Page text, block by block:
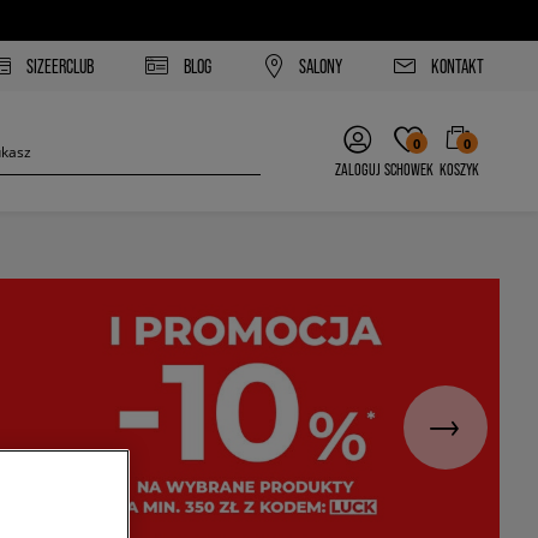
SIZEERCLUB BLOG SALONY KONTAKT
ZALOGUJ
0
SCHOWEK
0
KOSZYK